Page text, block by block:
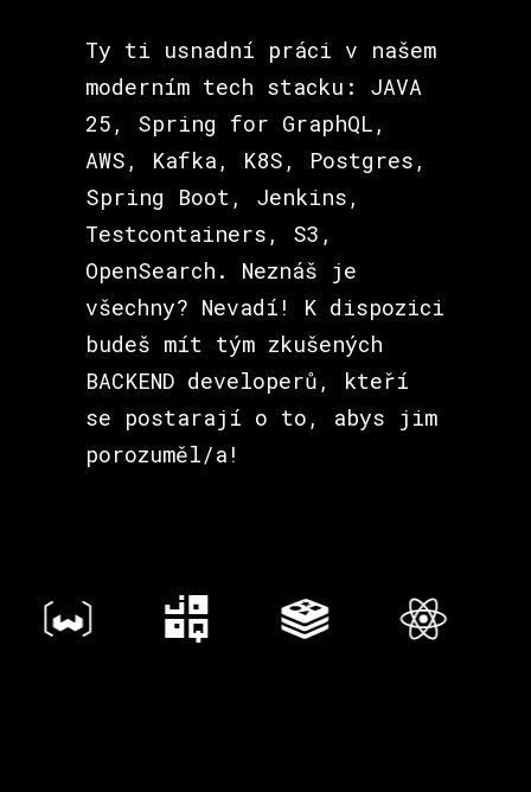
Ty ti usnadní práci v našem
moderním tech stacku: JAVA
25, Spring for GraphQL,
AWS, Kafka, K8S, Postgres,
Spring Boot, Jenkins,
Testcontainers, S3,
OpenSearch. Neznáš je
všechny? Nevadí! K dispozici
budeš mít tým zkušených
BACKEND developerů, kteří
se postarají o to, abys jim
porozuměl/a!